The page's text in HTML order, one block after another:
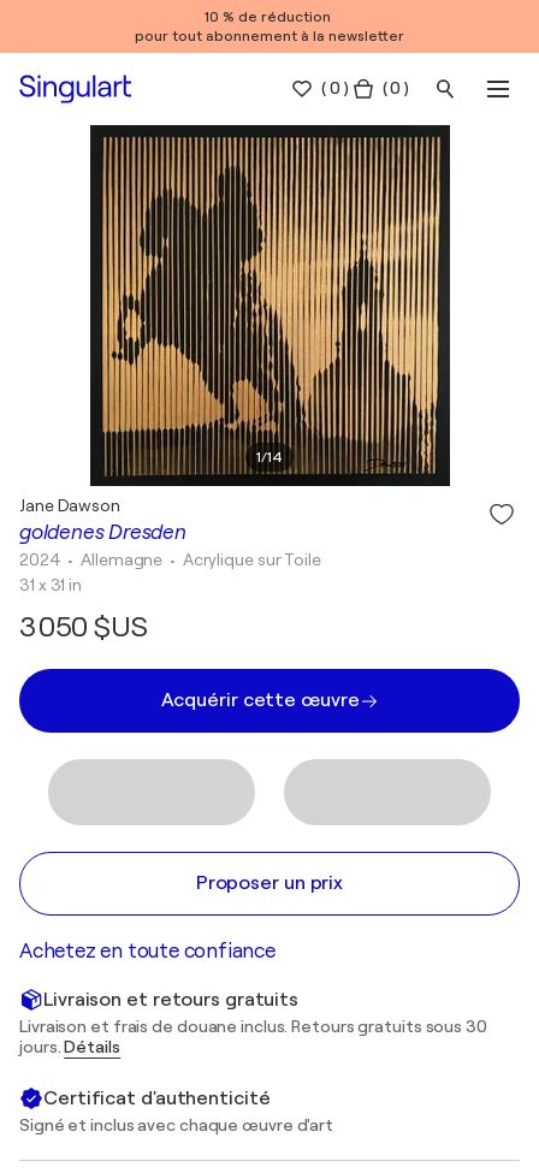
10 % de réduction
pour tout abonnement à la newsletter
(0 ) ( 0 )
1/14
goldenes Dresden
Jane Dawson
2024 • Allemagne • Acrylique sur Toile
31 x 31 in
3 050 $US
Acquérir cette œuvre
Proposer un prix
Achetez en toute confiance
Livraison et retours gratuits
Livraison et frais de douane inclus. Retours gratuits sous 30
jours.Détails
Certificat d'authenticité
Signé et inclus avec chaque œuvre d'art